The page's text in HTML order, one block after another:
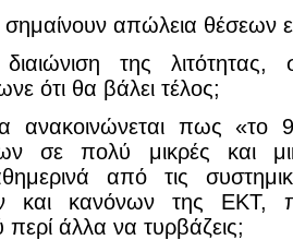
απώλεια θέσεων
της
ότι θα βάλει τέλος;
ανακοινώνεται πως «το
σε πολύ μικρές και
από τις
και κανόνων της ΕΚΤ,
άλλα να τυρβάζεις;